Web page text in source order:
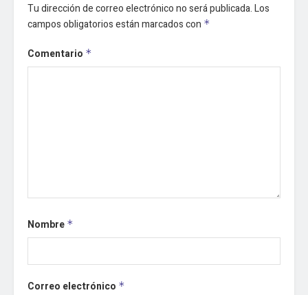
Tu dirección de correo electrónico no será publicada.Los
campos obligatorios están marcados con *
Comentario *
Nombre *
Correo electrónico *